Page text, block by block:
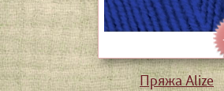
Пряжа Alize